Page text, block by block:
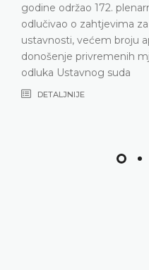
godine održao 172.
odlučivao o zahtjevima
ustavnosti, većem broju
donošenje privremenih
odluka Ustavnog suda
DETALJNIJE